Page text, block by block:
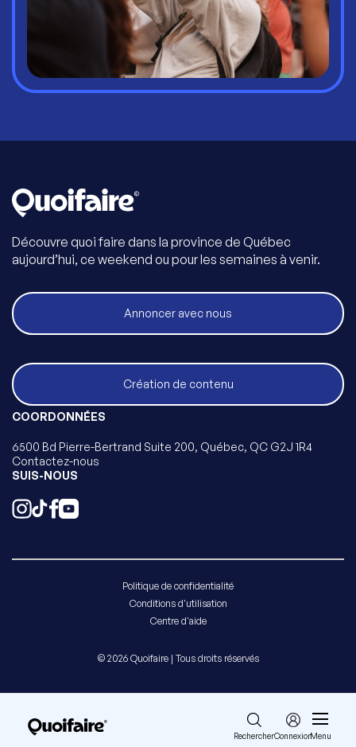
RechercherConnexionMenu
Découvre quoi faire dans la province de Québec
aujourd’hui, ce weekend ou pour les semaines à venir.
Annoncer avec nous
Création de contenu
COORDONNÉES
6500 Bd Pierre-Bertrand Suite 200, Québec, QC G2J 1R4
Contactez-nous
SUIS-NOUS
Politique de confidentialité
Conditions d'utilisation
Centre d'aide
© 2026 Quoifaire | Tous droits réservés